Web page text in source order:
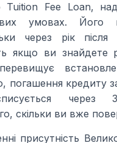
Tuition Fee Loan,
умовах. Його
через рік після
якщо ви знайдете
погашення кредиту
через
скільки ви вже
присутність